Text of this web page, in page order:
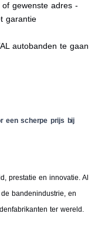
gewenste adres -
garantie
autobanden te gaan
een scherpe prijs bij
prestatie en innovatie. Al
bandenindustrie, en
ter wereld.